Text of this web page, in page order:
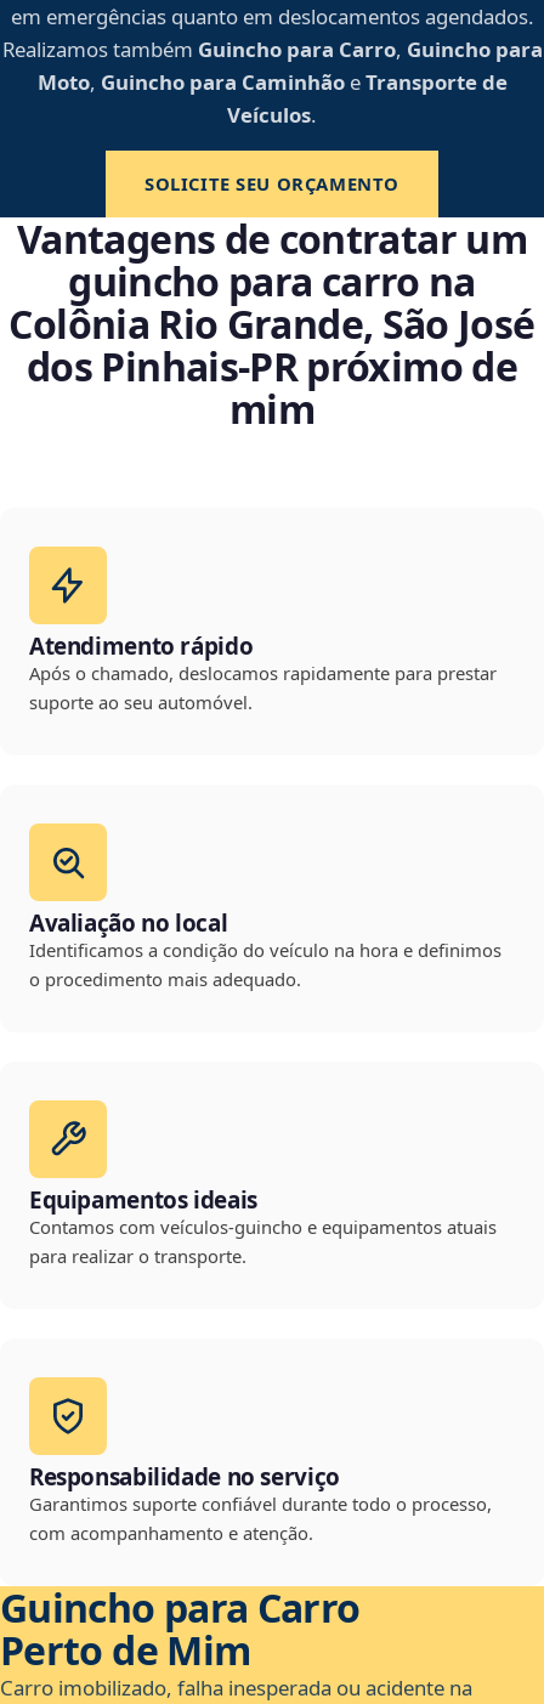
em emergências quanto em deslocamentos agendados.
Realizamos também Guincho para Carro, Guincho para
Moto, Guincho para CaminhãoeTransporte de
Veículos.
SOLICITE SEU ORÇAMENTO
Vantagens de contratar um
guincho para carro na
Colônia Rio Grande, São José
dos Pinhais‑PR próximo de
mim
Atendimento rápido
Após o chamado, deslocamos rapidamente para prestar
suporte ao seu automóvel.
Avaliação no local
Identificamos a condição do veículo na hora e definimos
o procedimento mais adequado.
Equipamentos ideais
Contamos com veículos-guincho e equipamentos atuais
para realizar o transporte.
Responsabilidade no serviço
Garantimos suporte confiável durante todo o processo,
com acompanhamento e atenção.
Guincho para Carro
Perto de Mim
Carro imobilizado, falha inesperada ou acidente na